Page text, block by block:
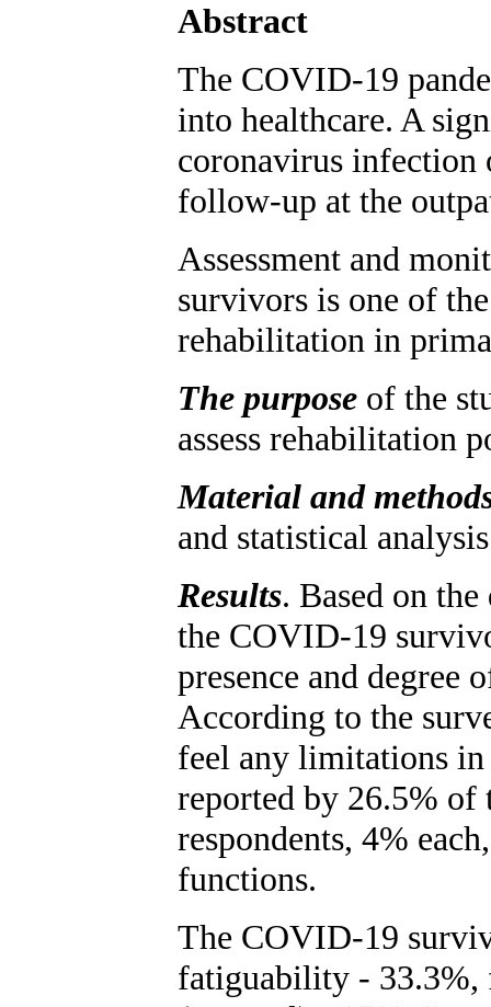
Abstract
The COVID-19
into healthcare. A
coronavirus infection
follow-up at the
Assessment and
survivors is one of
rehabilitation in
The purpose of the
assess rehabilitation
Material and
and statistical
Results. Based on
the COVID-19
presence and
According to the
feel any limitations
reported by 26.5% of
respondents, 4%
functions.
The COVID-19
fatiguability - 33.3%,